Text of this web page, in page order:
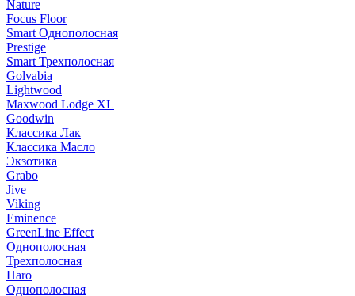
Nature
Focus Floor
Smart Однополосная
Prestige
Smart Трехполосная
Golvabia
Lightwood
Maxwood Lodge XL
Goodwin
Классика Лак
Классика Масло
Экзотика
Grabo
Jive
Viking
Eminence
GreenLine Effect
Однополосная
Трехполосная
Haro
Однополосная